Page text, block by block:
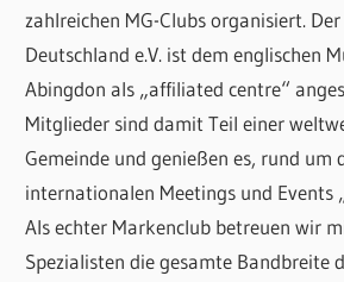
zahlreichen MG-Clubs organisiert.
Deutschland e.V. ist dem englischen
Abingdon als „affiliated centre“
Mitglieder sind damit Teil einer
Gemeinde und genießen es, rund um
internationalen Meetings und Events
Als echter Markenclub betreuen wir
Spezialisten die gesamte Bandbreite